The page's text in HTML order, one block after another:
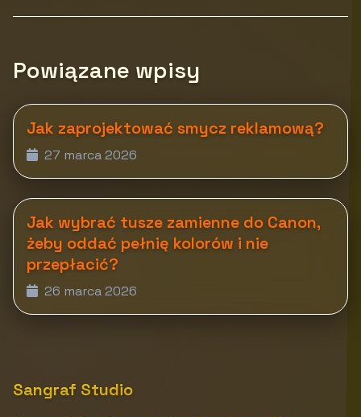
Powiązane wpisy
Jak zaprojektować smycz reklamową?
27 marca 2026
Jak wybrać tusze zamienne do Canon,
żeby oddać pełnię kolorów i nie
przepłacić?
26 marca 2026
Sangraf Studio